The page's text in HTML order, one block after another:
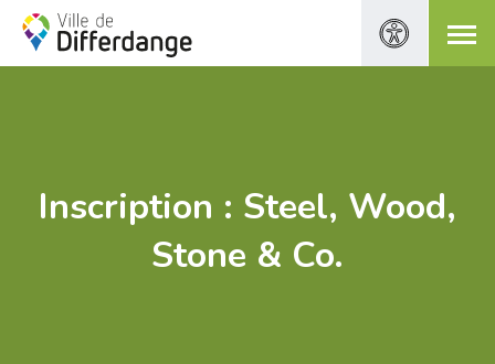
Inscription : Steel, Wood,
Stone & Co.